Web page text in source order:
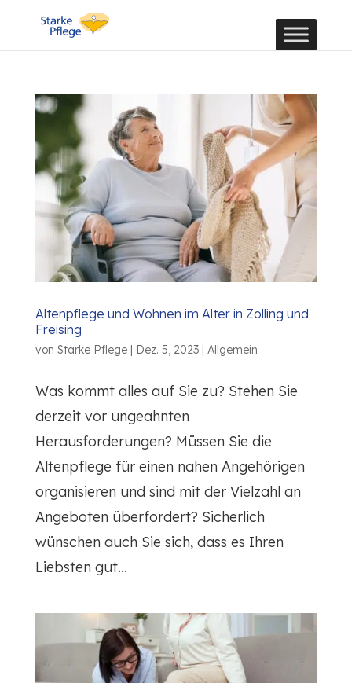
Altenpflege und Wohnen im Alter in Zolling und
Freising
von Starke Pflege| Dez. 5, 2023| Allgemein
Was kommt alles auf Sie zu? Stehen Sie
derzeit vor ungeahnten
Herausforderungen? Müssen Sie die
Altenpflege für einen nahen Angehörigen
organisieren und sind mit der Vielzahl an
Angeboten überfordert? Sicherlich
wünschen auch Sie sich, dass es Ihren
Liebsten gut...